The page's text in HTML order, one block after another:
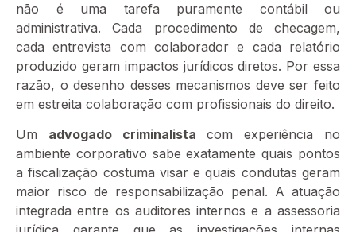
não é uma tarefa puramente contábil ou
administrativa. Cada procedimento de checagem,
cada entrevista com colaborador e cada relatório
produzido geram impactos jurídicos diretos. Por essa
razão, o desenho desses mecanismos deve ser feito
em estreita colaboração com profissionais do direito.
Um advogado criminalista com experiência no
ambiente corporativo sabe exatamente quais pontos
a fiscalização costuma visar e quais condutas geram
maior risco de responsabilização penal. A atuação
integrada entre os auditores internos e a assessoria